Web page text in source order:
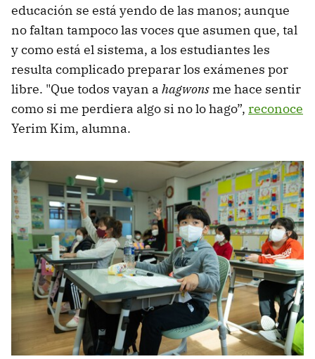
educación se está yendo de las manos; aunque
no faltan tampoco las voces que asumen que, tal
y como está el sistema, a los estudiantes les
resulta complicado preparar los exámenes por
libre. "Que todos vayan a hagwons me hace sentir
como si me perdiera algo si no lo hago”, reconoce
Yerim Kim, alumna.